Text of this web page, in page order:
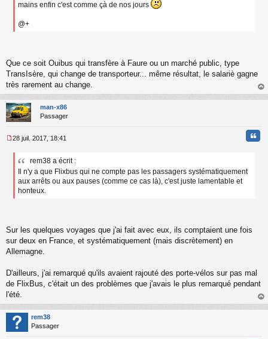
mains enfin c'est comme çà de nos jours
@+
Que ce soit Ouibus qui transfère à Faure ou un marché public, type
TransIsère, qui change de transporteur... même résultat, le salariè gagne
très rarement au change.
au
man-x86
Passager
e
e
l
u
28 juil. 2017, 18:41
rem38 a écrit :
Il n'y a que Flixbus qui ne compte pas les passagers systématiquement
aux arrêts ou aux pauses (comme ce cas là), c'est juste lamentable et
honteux.
Sur les quelques voyages que j'ai fait avec eux, ils comptaient une fois
sur deux en France, et systématiquement (mais discrètement) en
Allemagne.
D'ailleurs, j'ai remarqué qu'ils avaient rajouté des porte-vélos sur pas mal
de FlixBus, c'était un des problèmes que j'avais le plus remarqué pendant
l'été.
au
rem38
Passager